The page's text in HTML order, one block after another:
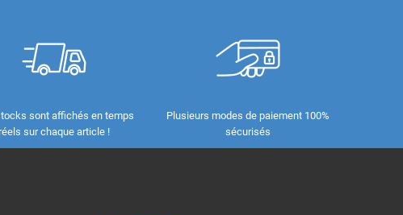
sont affichés en temps
réels sur chaque article !
Plusieurs modes de paiement 100%
sécurisés